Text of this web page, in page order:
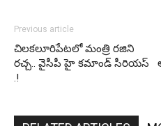
Previous article
చిలకలూరిపేటలో మంత్రి రజిని
రచ్చ.. వైసీపీ హై కమాండ్ సీరియస్
.!